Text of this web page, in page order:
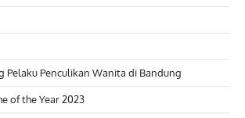
Pelaku Penculikan Wanita di Bandung
of the Year 2023